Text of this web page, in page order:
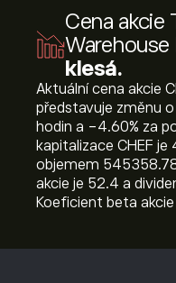
Cena akcie
Warehouse
klesá.
Aktuální cena akcie
představuje změnu
hodin a ‎-4.60‎% za
kapitalizace CHEF
objemem
akcie je 52.4 a
Koeficient beta